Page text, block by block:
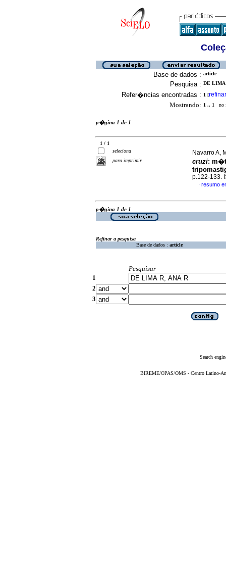
Base de dados : article
Pesquisa : DE LIMA
Refer�ncias encontradas : 1 [refinar
Mostrando: 1 .. 1 no
p�gina 1 de 1
1 / 1
seleciona
para imprimir
Navarro A,
cruzi:
p.122-133.
· resumo
p�gina 1 de 1
Refinar a pesquisa
Base de dados : article
Pesquisar
1
2
3
Search
BIREME/OPAS/OMS - Centro Latino-